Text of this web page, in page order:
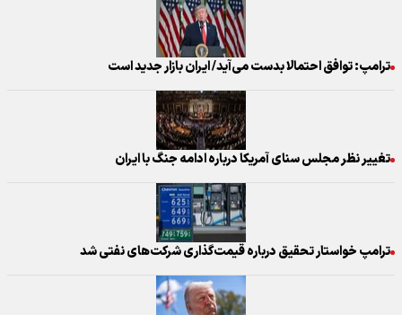
ترامپ: توافق احتمالا بدست می‌آید/ ایران بازار جدید است
تغییر نظر مجلس سنای آمریکا درباره ادامه جنگ با ایران
ترامپ خواستار تحقیق درباره قیمت‌گذاری شرکت‌های نفتی شد